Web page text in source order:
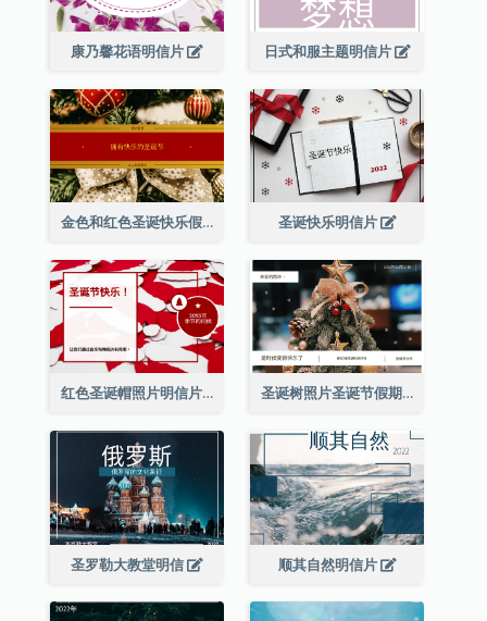
康乃馨花语明信片 日式和服主题明信片
金色和红色圣诞快乐假期明信片 圣诞快乐明信片
红色圣诞帽照片明信片 圣诞树照片圣诞节假期明信片
圣罗勒大教堂明信 顺其自然明信片